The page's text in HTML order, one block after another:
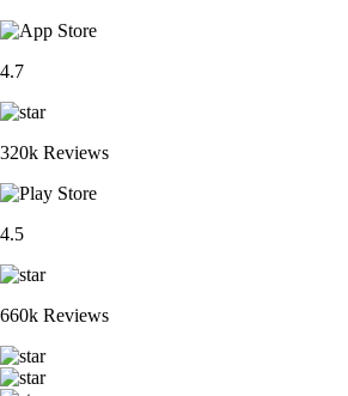
4.7
320k Reviews
4.5
660k Reviews